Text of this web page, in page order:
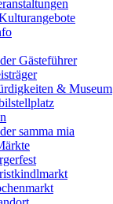
Gästeführer
& Museum
samma mia